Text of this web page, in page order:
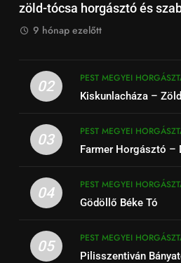
zöld-tócsa horgásztó és
9 hónap ezelőtt
02
PEST MEGYEI
Kiskunlacháza –
03
PEST MEGYEI
Farmer Horgásztó –
04
PEST MEGYEI
Gödöllő Béke Tó
05
PEST MEGYEI
Pilisszentiván